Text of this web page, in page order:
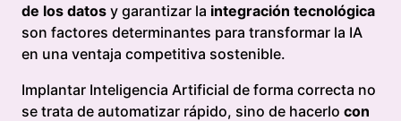
de los datos y garantizar la integración tecnológica
son factores determinantes para transformar la IA
en una ventaja competitiva sostenible.
Implantar Inteligencia Artificial de forma correcta no
se trata de automatizar rápido, sino de hacerlo con